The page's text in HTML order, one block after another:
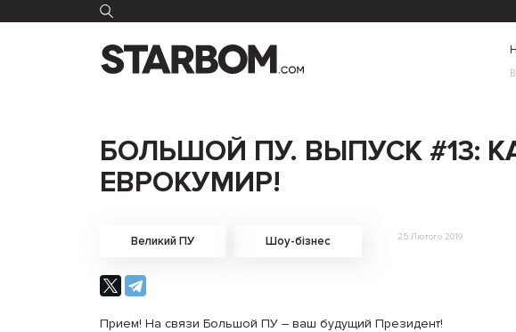
БОЛЬШОЙ ПУ. ВЫПУСК #13:
ЕВРОКУМИР!
Великий ПУ Шоу-бізнес 25 Лютого 2019
Прием! На связи Большой ПУ – ваш будущий Президент!